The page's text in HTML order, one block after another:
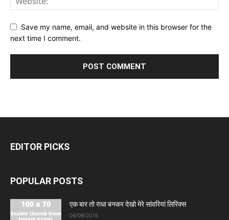
Save my name, email, and website in this browser for the
next time I comment.
EDITOR PICKS
POPULAR POSTS
एक बार तो राधा बनकर देखो मेरे सांवरियां लिरिक्स
04/08/2016